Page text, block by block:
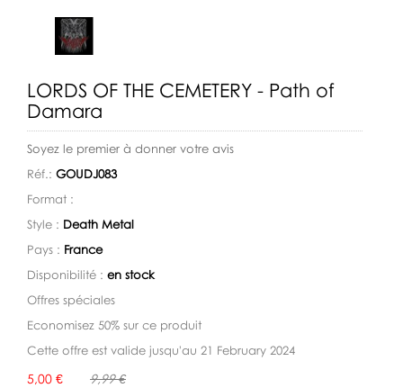
LORDS OF THE CEMETERY - Path of
Damara
Soyez le premier à donner votre avis
Réf.: GOUDJ083
Format :
Style : Death Metal
Pays : France
Disponibilité : en stock
Offres spéciales
Economisez 50% sur ce produit
Cette offre est valide jusqu'au 21 February 2024
Disponibilité:
5,00 € 9,99 €